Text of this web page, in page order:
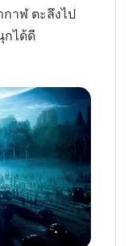
กาฬ ตะลึงไป
กได้ดี